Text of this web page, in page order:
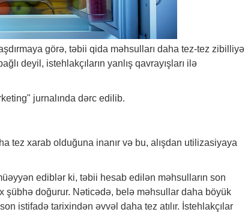
görə, təbii qida məhsulları daha tez-tez zibilliyə
deyil, istehlakçıların yanlış qavrayışları ilə
jurnalında dərc edilib.
tez xarab olduğuna inanır və bu, alışdan utilizasiyaya
ediblər ki, təbii hesab edilən məhsulların son
şübhə doğurur. Nəticədə, belə məhsullar daha böyük
istifadə tarixindən əvvəl daha tez atılır. İstehlakçılar